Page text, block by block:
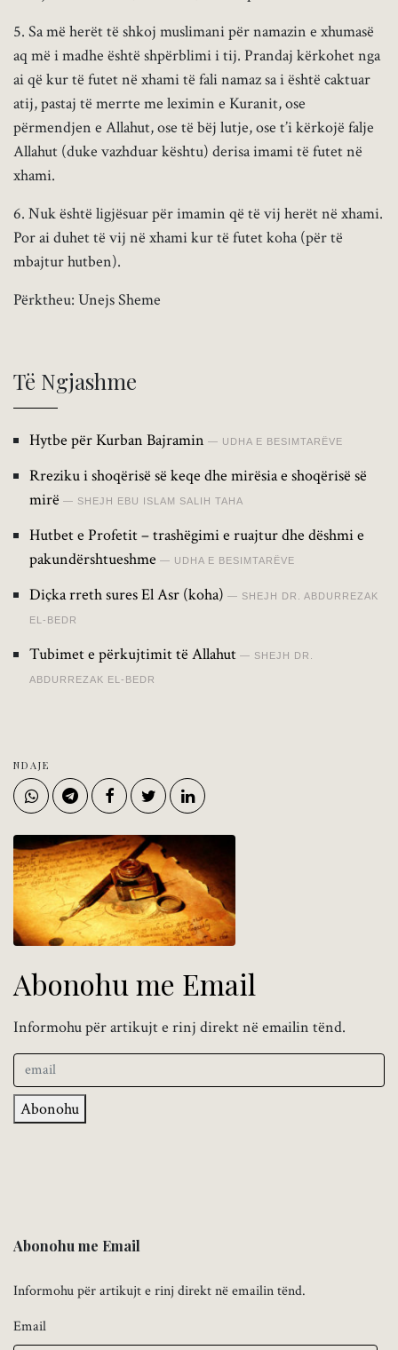
5. Sa më herët të shkoj muslimani për namazin e xhumasë
aq më i madhe është shpërblimi i tij. Prandaj kërkohet nga
ai që kur të futet në xhami të fali namaz sa i është caktuar
atij, pastaj të merrte me leximin e Kuranit, ose
përmendjen e Allahut, ose të bëj lutje, ose t’i kërkojë falje
Allahut (duke vazhduar kështu) derisa imami të futet në
xhami.
6. Nuk është ligjësuar për imamin që të vij herët në xhami.
Por ai duhet të vij në xhami kur të futet koha (për të
mbajtur hutben).
Përktheu: Unejs Sheme
Të Ngjashme
Hytbe për Kurban Bajramin UDHA E BESIMTARËVE
Rreziku i shoqërisë së keqe dhe mirësia e shoqërisë së
mirë
SHEJH EBU ISLAM SALIH TAHA
Hutbet e Profetit – trashëgimi e ruajtur dhe dëshmi e
pakundërshtueshme
UDHA E BESIMTARËVE
Diçka rreth sures El Asr (koha) SHEJH DR. ABDURREZAK
EL-BEDR
Tubimet e përkujtimit të Allahut SHEJH DR.
ABDURREZAK EL-BEDR
NDAJE
Abonohu me Email
Informohu për artikujt e rinj direkt në emailin tënd.
Abonohu
Abonohu me Email
Informohu për artikujt e rinj direkt në emailin tënd.
Email